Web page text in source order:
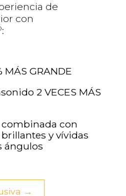
de
con
:
MÁS GRANDE
2 VECES MÁS
con
y vívidas
ángulos
→